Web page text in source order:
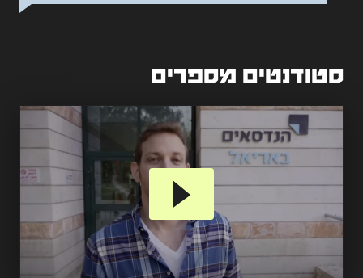
סטודנטים מספרים